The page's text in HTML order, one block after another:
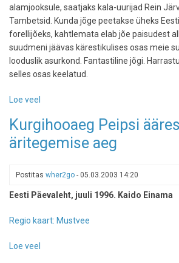
alamjooksule, saatjaks kala-uurijad Rein
Tambetsid. Kunda jõge peetakse üheks
forellijõeks, kahtlemata elab jõe paisudest
suudmeni jäävas kärestikulises osas meie
looduslik asurkond. Fantastiline jõgi.
selles osas keelatud.
Loe veel
jõe
kärestikud
ja
Kurgihooaeg Peipsi
äritegemise aeg
Postitas wher2go - 05.03.2003 14:20
Eesti Päevaleht, juuli 1996. Kaido Einama
Regio kaart: Mustvee
Loe veel